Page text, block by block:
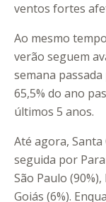
ventos fortes
Ao mesmo
verão seguem
semana
65,5% do ano
últimos 5 anos.
Até agora, Santa
seguida por
São Paulo
Goiás (6%).